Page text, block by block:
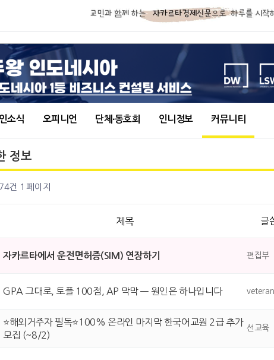
소식 오피니언 단체∙동호회 인니정보 커뮤니티
정보
건 1 페이지
제목 글
자카르타에서 운전면허증(SIM) 연장하기 편집부
GPA 그대로, 토플 100점, AP 막막 — 원인은 하나입니다
⭐해외거주자 필독⭐100% 온라인 마지막 한국어교원 2급 추가
모집 (~8/2)
선교육